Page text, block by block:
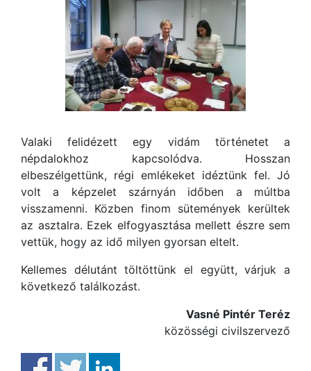
Valaki felidézett egy vidám történetet a
népdalokhoz kapcsolódva. Hosszan
elbeszélgettünk, régi emlékeket idéztünk fel. Jó
volt a képzelet szárnyán időben a múltba
visszamenni. Közben finom sütemények kerültek
az asztalra. Ezek elfogyasztása mellett észre sem
vettük, hogy az idő milyen gyorsan eltelt.
Kellemes délutánt töltöttünk el együtt, várjuk a
következő találkozást.
Vasné Pintér Teréz
közösségi civilszervező